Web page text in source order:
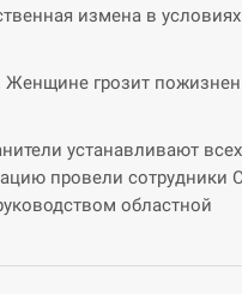
измена в условиях
Женщине грозит
устанавливают
провели сотрудники
областной